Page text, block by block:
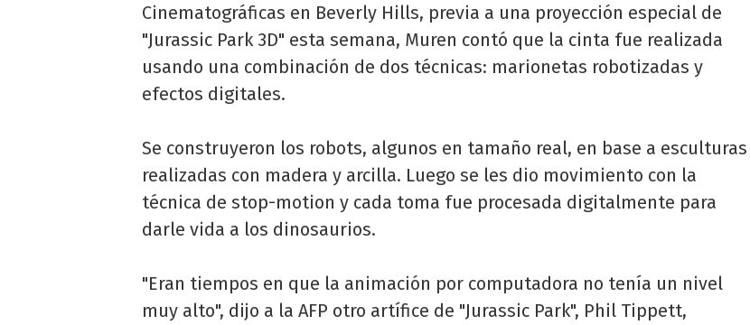
Cinematográficas en Beverly Hills, previa a una proyección especial de
"Jurassic Park 3D" esta semana, Muren contó que la cinta fue realizada
usando una combinación de dos técnicas: marionetas robotizadas y
efectos digitales.
Se construyeron los robots, algunos en tamaño real, en base a esculturas
realizadas con madera y arcilla. Luego se les dio movimiento con la
técnica de stop-motion y cada toma fue procesada digitalmente para
darle vida a los dinosaurios.
"Eran tiempos en que la animación por computadora no tenía un nivel
muy alto", dijo a la AFP otro artífice de "Jurassic Park", Phil Tippett,